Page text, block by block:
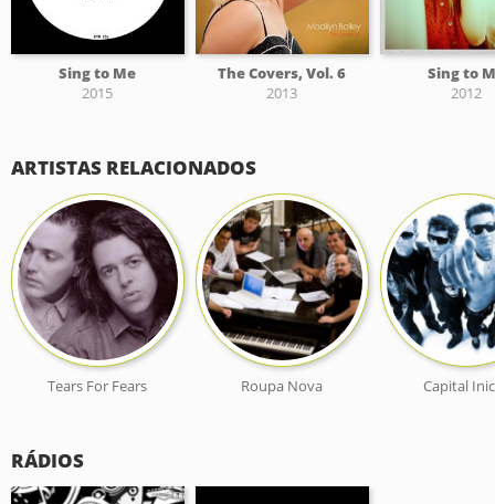
Sing to Me
2015
The Covers, Vol. 6
2013
Sing to
2012
ARTISTAS RELACIONADOS
Tears For Fears Roupa Nova Capital
RÁDIOS